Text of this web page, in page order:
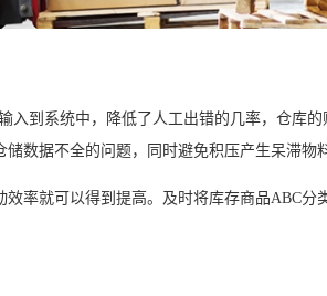
入到系统中，降低了人工出错的几率，仓库
数据不全的问题，同时避免积压产生呆滞物
率就可以得到提高。及时将库存商品ABC分